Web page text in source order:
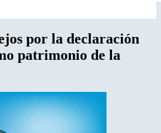
por la declaración
patrimonio de la